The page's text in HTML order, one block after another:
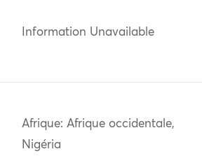
Information Unavailable
Afrique: Afrique occidentale,
Nigéria